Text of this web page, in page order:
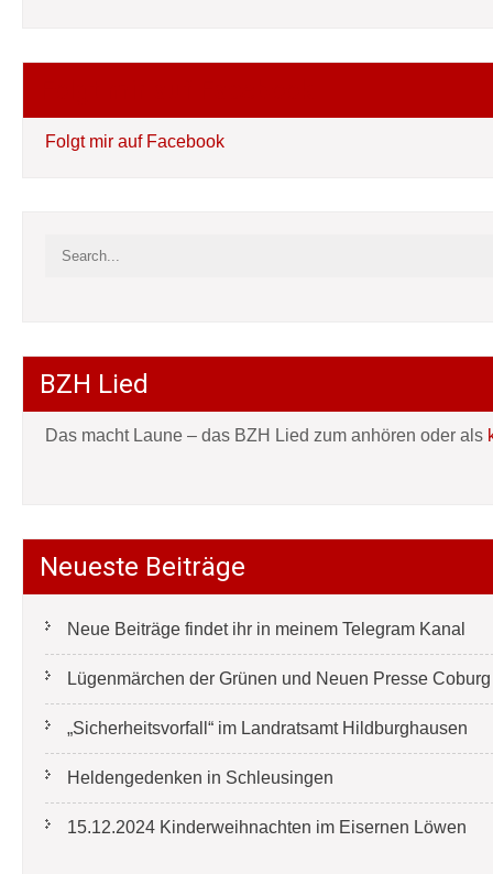
Folgt mir auf Facebook
BZH Lied
Das macht Laune – das BZH Lied zum anhören oder als
Neueste Beiträge
Neue Beiträge findet ihr in meinem Telegram Kanal
Lügenmärchen der Grünen und Neuen Presse
„Sicherheitsvorfall“ im Landratsamt Hildburghausen
Heldengedenken in Schleusingen
15.12.2024 Kinderweihnachten im Eisernen Löwen